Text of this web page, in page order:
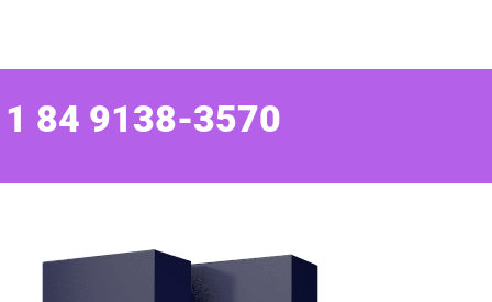
84 9138-3570